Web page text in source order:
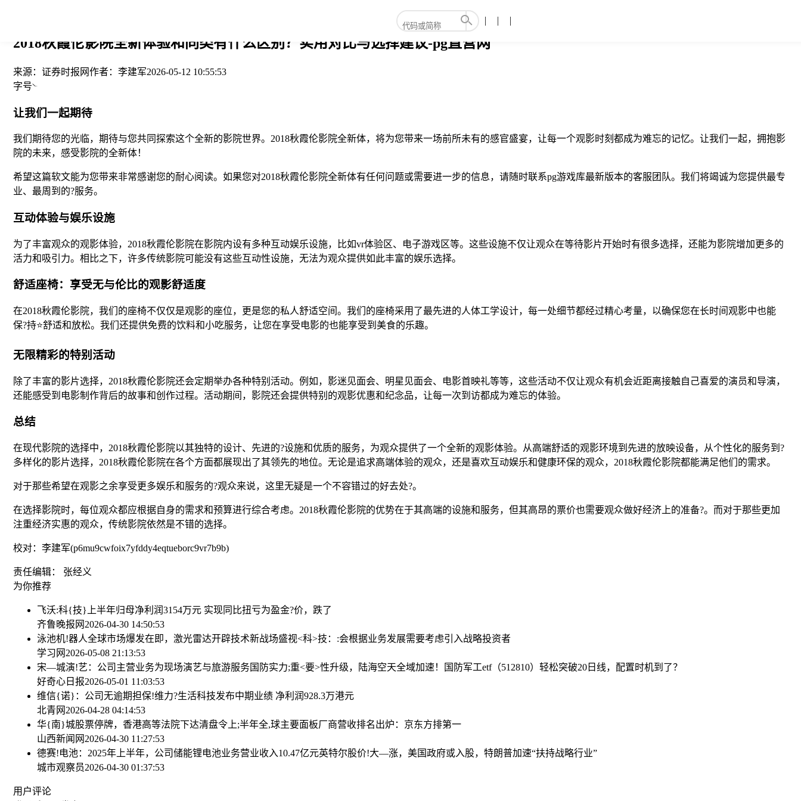
2018秋霞伦影院全新体验和同类有什么区别？实用对比与选择建议-pg直营网
来源： 证券时报网作者： 李建军2026-05-12 10:55:53
字号
让我们一起期待
我们期待您的光临，期待与您共同探索这个全新的影院世界。2018秋霞伦影院全新体，将为您带来一场前所未有的感官盛宴，让每一个观影时刻都成为难忘的记忆。让我们一起，拥抱影
院的未来，感受影院的全新体！
希望这篇软文能为您带来非常感谢您的耐心阅读。如果您对2018秋霞伦影院全新体有任何问题或需要进一步的信息，请随时联系pg游戏库最新版本的客服团队。我们将竭诚为您提供最专
业、最周到的?服务。
互动体验与娱乐设施
为了丰富观众的观影体验，2018秋霞伦影院在影院内设有多种互动娱乐设施，比如vr体验区、电子游戏区等。这些设施不仅让观众在等待影片开始时有很多选择，还能为影院增加更多的
活力和吸引力。相比之下，许多传统影院可能没有这些互动性设施，无法为观众提供如此丰富的娱乐选择。
舒适座椅：享受无与伦比的观影舒适度
在2018秋霞伦影院，我们的座椅不仅仅是观影的座位，更是您的私人舒适空间。我们的座椅采用了最先进的人体工学设计，每一处细节都经过精心考量，以确保您在长时间观影中也能
保?持⭐舒适和放松。我们还提供免费的饮料和小吃服务，让您在享受电影的也能享受到美食的乐趣。
无限精彩的特别活动
除了丰富的影片选择，2018秋霞伦影院还会定期举办各种特别活动。例如，影迷见面会、明星见面会、电影首映礼等等，这些活动不仅让观众有机会近距离接触自己喜爱的演员和导演，
还能感受到电影制作背后的故事和创作过程。活动期间，影院还会提供特别的观影优惠和纪念品，让每一次到访都成为难忘的体验。
总结
在现代影院的选择中，2018秋霞伦影院以其独特的设计、先进的?设施和优质的服务，为观众提供了一个全新的观影体验。从高端舒适的观影环境到先进的放映设备，从个性化的服务到?
多样化的影片选择，2018秋霞伦影院在各个方面都展现出了其领先的地位。无论是追求高端体验的观众，还是喜欢互动娱乐和健康环保的观众，2018秋霞伦影院都能满足他们的需求。
对于那些希望在观影之余享受更多娱乐和服务的?观众来说，这里无疑是一个不容错过的好去处?。
在选择影院时，每位观众都应根据自身的需求和预算进行综合考虑。2018秋霞伦影院的优势在于其高端的设施和服务，但其高昂的票价也需要观众做好经济上的准备?。而对于那些更加
注重经济实惠的观众，传统影院依然是不错的选择。
校对：李建军(p6mu9cwfoix7yfddy4eqtueborc9vr7b9b)
责任编辑： 张经义
为你推荐
飞沃:科{技}上半年归母净利润3154万元 实现同比扭亏为盈金?价，跌了
齐鲁晚报网 2026-04-30 14:50:53
泳池机!器人全球市场爆发在即，激光雷达开辟技术新战场盛视<科>技：:会根据业务发展需要考虑引入战略投资者
学习网 2026-05-08 21:13:53
宋—城演!艺：公司主营业务为现场演艺与旅游服务国防实力;重<要>性升级，陆海空天全域加速！国防军工etf（512810）轻松突破20日线，配置时机到了？
好奇心日报2026-05-01 11:03:53
维信{诺}：公司无逾期担保!维力?生活科技发布中期业绩 净利润928.3万港元
北青网 2026-04-28 04:14:53
华{南}城股票停牌，香港高等法院下达清盘令 上;半年全,球主要面板厂商营收排名出炉：京东方排第一
山西新闻网 2026-04-30 11:27:53
德赛!电池：2025年上半年，公司储能锂电池业务营业收入10.47亿元英特尔股价!大—涨，美国政府或入股，特朗普加速“扶持战略行业”
城市观察员2026-04-30 01:37:53
用户评论